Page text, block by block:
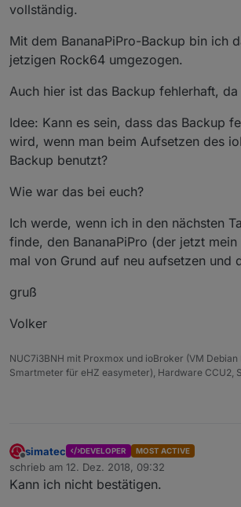
vollständig.
Mit dem BananaPiPro-Backup bin ich
jetzigen Rock64 umgezogen.
Auch hier ist das Backup fehlerhaft,
Idee: Kann es sein, dass das Backup
wird, wenn man beim Aufsetzen des
Backup benutzt?
Wie war das bei euch?
Ich werde, wenn ich in den nächsten
finde, den BananaPiPro (der jetzt mein
mal von Grund auf neu aufsetzen und
gruß
Volker
NUC7i3BNH mit Proxmox und ioBroker (VM Debian
Smartmeter für eHZ easymeter), Hardware CCU2,
Offline
simatec DEVELOPER MOST ACTIVE
schrieb am 12. Dez. 2018, 09:32
zuletzt editiert von
Kann ich nicht bestätigen.